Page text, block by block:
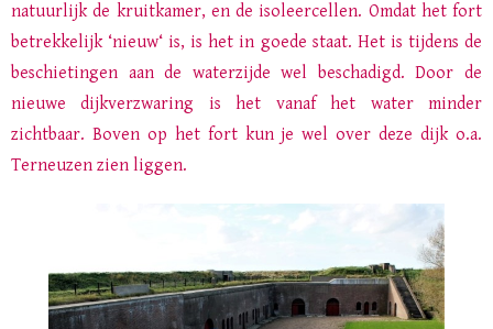
natuurlijk de kruitkamer, en de isoleercellen. Omdat het fort
betrekkelijk ‘nieuw‘ is, is het in goede staat. Het is tijdens de
beschietingen aan de waterzijdewel beschadigd. Door de
nieuwe dijkverzwaring is het vanaf het water minder
zichtbaar. Boven op het fort kun je wel over deze dijk o.a.
Terneuzen zien liggen.